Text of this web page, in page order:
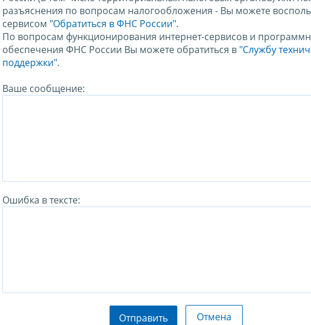
разъяснения по вопросам налогообложения - Вы можете
сервисом "Обратиться в ФНС России".
По вопросам функционирования интернет-сервисов и
обеспечения ФНС России Вы можете обратиться в "Службу
поддержки".
Ваше сообщение:
Ошибка в тексте:
Отправить Отмена